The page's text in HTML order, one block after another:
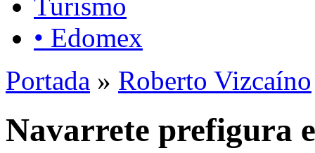
• Edomex
Portada » Roberto Vizcaíno
Navarrete prefigura